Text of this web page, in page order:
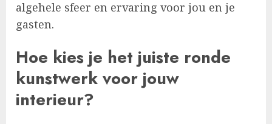
algehele sfeer en ervaring voor jou en je
gasten.
Hoe kies je het juiste ronde
kunstwerk voor jouw
interieur?